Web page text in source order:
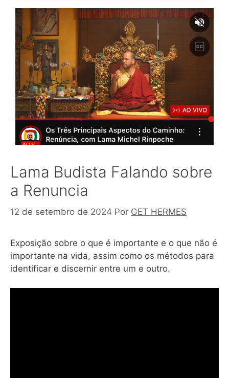
Lama Budista Falando sobre
a Renuncia
12 de setembro de 2024 Por GET HERMES
Exposição sobre o que é importante e o que não é
importante na vida, assim como os métodos para
identificar e discernir entre um e outro.